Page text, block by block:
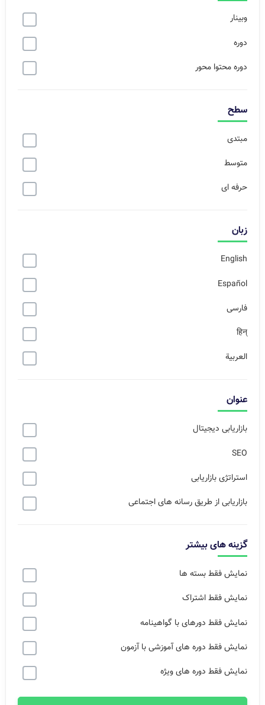
وبینار
دوره
دوره محتوا محور
سطح
مبتدی
متوسط
حرفه ای
زبان
English
Español
فارسی
हिन्
العربية
عنوان
بازاریابی دیجیتال
SEO
استراتژی بازاریابی
بازاریابی از طریق رسانه های اجتماعی
گزینه های بیشتر
نمایش فقط بسته ها
نمایش فقط اشتراک
نمایش فقط دورهای با گواهینامه
نمایش فقط دوره های آموزشی با آزمون
نمایش فقط دوره های ویژه